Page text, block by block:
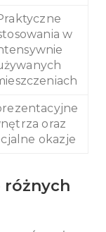
w
oraz
okazje
różnych